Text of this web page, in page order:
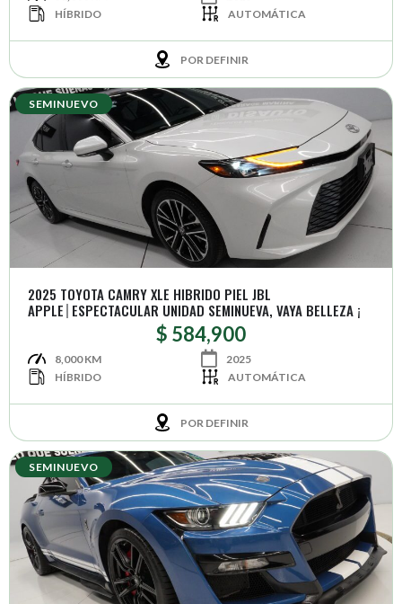
HÍBRIDO
AUTOMÁTICA
POR DEFINIR
SEMINUEVO
2025 TOYOTA CAMRY XLE HIBRIDO PIEL JBL
APPLE│ESPECTACULAR UNIDAD SEMINUEVA, VAYA BELLEZA ¡
$ 584,900
8,000 KM
2025
HÍBRIDO
AUTOMÁTICA
POR DEFINIR
SEMINUEVO